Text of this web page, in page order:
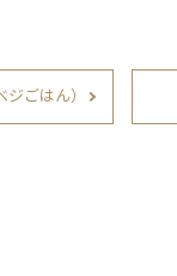
ごはん）